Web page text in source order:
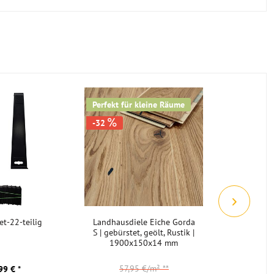
22-teilig
€ *
Perfekt für kleine Räume
-32
Landhausdiele Eiche Gorda
S | gebürstet, geölt, Rustik |
1900x150x14 mm
57,95 €/m²**